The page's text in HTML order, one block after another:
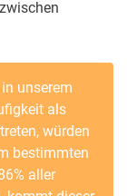
unserem
als
würden
bestimmten
aller